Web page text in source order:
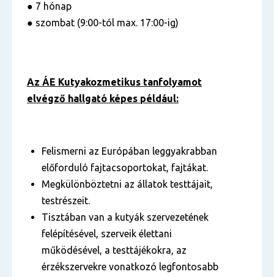
● 7 hónap
● szombat (9:00-tól max. 17:00-ig)
Az ÁE Kutyakozmetikus tanfolyamot
elvégző hallgató képes például:
Felismerni az Európában leggyakrabban
előforduló fajtacsoportokat, fajtákat.
Megkülönböztetni az állatok testtájait,
testrészeit.
Tisztában van a kutyák szervezetének
felépítésével, szerveik élettani
működésével, a testtájékokra, az
érzékszervekre vonatkozó legfontosabb